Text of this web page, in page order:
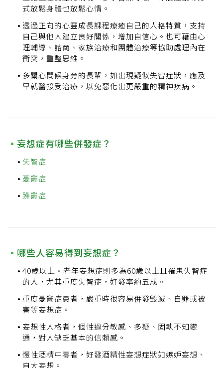
式放鬆身體也放鬆心情。
透過正向的心靈成長課程療癒自己的人格特質，支持
自己與他人建立良好關係，增加自信心。也可藉由心
理輔導、諮商、家族治療和團體治療等協助處理內在
衝突，重整思維。
多關心問候身旁的長輩，如出現疑似失智症狀，應及
早就醫接受治療，以免惡化出更嚴重的精神疾病。
妄想症有哪些併發症？
失智症
憂鬱症
躁鬱症
哪些人容易得到妄想症？
40歲以上。老年妄想症則多為60歲以上且罹患失智症
的人，尤其重度失智症，好發率約五成。
重度憂鬱症患者，嚴重時很容易併發毀滅、自罪或被
害等妄想症。
妄想性人格者，個性過分敏感、多疑、固執不知變
通，對人缺乏基本的信賴感。
慢性酒精中毒者，好發酒精性妄想症狀如嫉妒妄想、
自大妄想。